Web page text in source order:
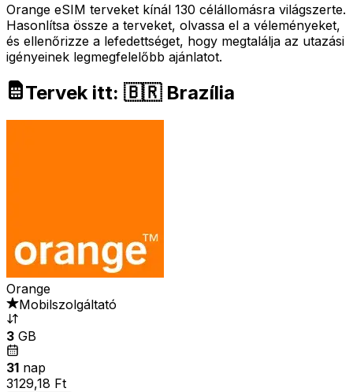
Orange eSIM terveket kínál 130 célállomásra világszerte.
Hasonlítsa össze a terveket, olvassa el a véleményeket,
és ellenőrizze a lefedettséget, hogy megtalálja az utazási
igényeinek legmegfelelőbb ajánlatot.
Tervek itt: 🇧🇷 Brazília
Orange
Mobilszolgáltató
3 GB
31 nap
3129,18 Ft